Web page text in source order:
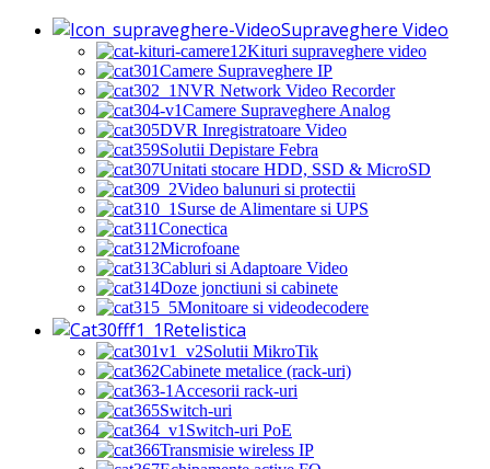
Supraveghere Video
Kituri supraveghere video
Camere Supraveghere IP
NVR Network Video Recorder
Camere Supraveghere Analog
DVR Inregistratoare Video
Solutii Depistare Febra
Unitati stocare HDD, SSD & MicroSD
Video balunuri si protectii
Surse de Alimentare si UPS
Conectica
Microfoane
Cabluri si Adaptoare Video
Doze jonctiuni si cabinete
Monitoare si videodecodere
Retelistica
Solutii MikroTik
Cabinete metalice (rack-uri)
Accesorii rack-uri
Switch-uri
Switch-uri PoE
Transmisie wireless IP